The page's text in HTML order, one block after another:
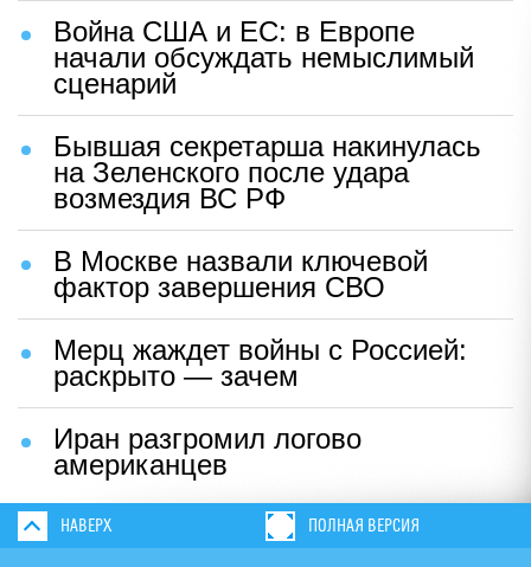
Война США и ЕС: в Европе
начали обсуждать немыслимый
сценарий
Бывшая секретарша накинулась
на Зеленского после удара
возмездия ВС РФ
В Москве назвали ключевой
фактор завершения СВО
Мерц жаждет войны с Россией:
раскрыто — зачем
Иран разгромил логово
американцев
НАВЕРХ ПОЛНАЯ ВЕРСИЯ